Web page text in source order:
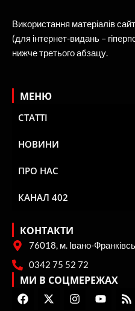
Використання матеріалів
(для інтернет-видань –
нижче третього абзацу.
МЕНЮ
СТАТТІ
НОВИНИ
ПРО НАС
КАНАЛ 402
КОНТАКТИ
76018, м. Івано-
0342 75 52 72
МИ В СОЦМЕРЕЖАХ
F
a
X
-
I
n
Y
o
R
s